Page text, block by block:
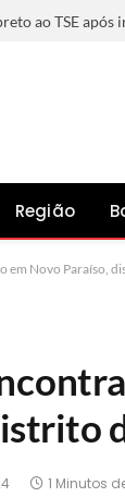
Região
em Novo Paraíso,
1 Minutos